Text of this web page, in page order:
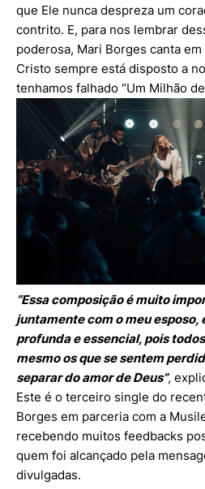
que Ele nunca despreza um
contrito. E, para nos lembrar
poderosa, Mari Borges canta
Cristo sempre está disposto a
tenhamos falhado “Um Milhão de
“Essa composição é muito
juntamente com o meu esposo,
profunda e essencial, pois
mesmo os que se sentem
separar do amor de Deus”,
Este é o terceiro single do
Borges em parceria com a
recebendo muitos feedbacks
quem foi alcançado pela
divulgadas.